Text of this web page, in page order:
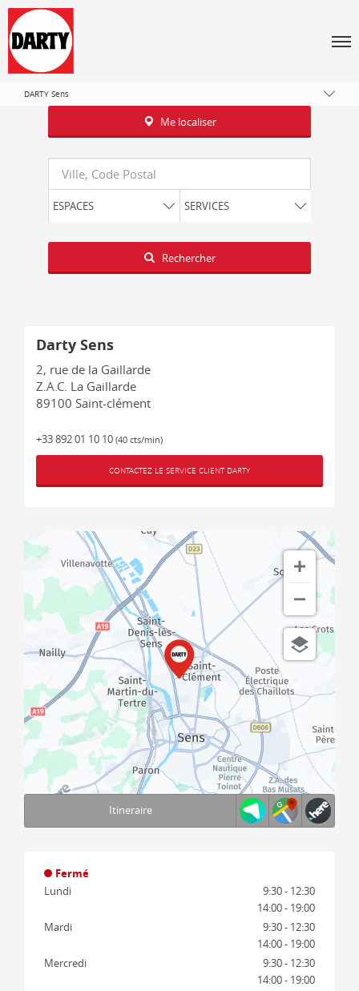
Bourgogne-Franche-Comté
Yonne
Saint-Clément
DARTY Sens
Me localiser
Requête
ESPACES SERVICES
Latitude
Longitude
Rechercher
Darty Sens
2, rue de la Gaillarde
Z.A.C. La Gaillarde
89100 Saint-clément
+33 892 01 10 10 (40 cts/min)
CONTACTEZ LE SERVICE CLIENT DARTY
© 1987–2026 HERE, IGN
Itineraire
Fermé
Lundi
9:30 - 12:30
14:00 - 19:00
Mardi
9:30 - 12:30
14:00 - 19:00
Mercredi
9:30 - 12:30
14:00 - 19:00